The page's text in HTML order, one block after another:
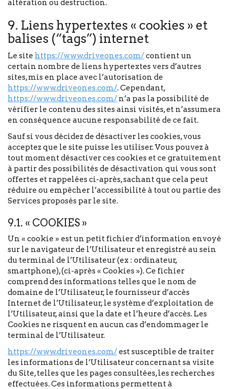
altération ou destruction.
9. Liens hypertextes « cookies » et
balises (“tags”) internet
Le site https://www.driveones.com/contient un
certain nombre de liens hypertextes vers d’autres
sites, mis en place avec l’autorisation de
https://www.driveones.com/. Cependant,
https://www.driveones.com/ n’a pas la possibilité de
vérifier le contenu des sites ainsi visités, et n’assumera
en conséquence aucune responsabilité de ce fait.
Sauf si vous décidez de désactiver les cookies, vous
acceptez que le site puisse les utiliser. Vous pouvez à
tout moment désactiver ces cookies et ce gratuitement
à partir des possibilités de désactivation qui vous sont
offertes et rappelées ci-après, sachant que cela peut
réduire ou empêcher l’accessibilité à tout ou partie des
Services proposés par le site.
9.1. « COOKIES »
Un « cookie » est un petit fichier d’information envoyé
sur le navigateur de l’Utilisateur et enregistré au sein
du terminal de l’Utilisateur (ex : ordinateur,
smartphone), (ci-après « Cookies »). Ce fichier
comprend des informations telles que le nom de
domaine de l’Utilisateur, le fournisseur d’accès
Internet de l’Utilisateur, le système d’exploitation de
l’Utilisateur, ainsi que la date et l’heure d’accès. Les
Cookies ne risquent en aucun cas d’endommager le
terminal de l’Utilisateur.
https://www.driveones.com/ est susceptible de traiter
les informations de l’Utilisateur concernant sa visite
du Site, telles que les pages consultées, les recherches
effectuées. Ces informations permettent à